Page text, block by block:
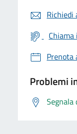
Richiedi
Prenota
Problemi
Segnala